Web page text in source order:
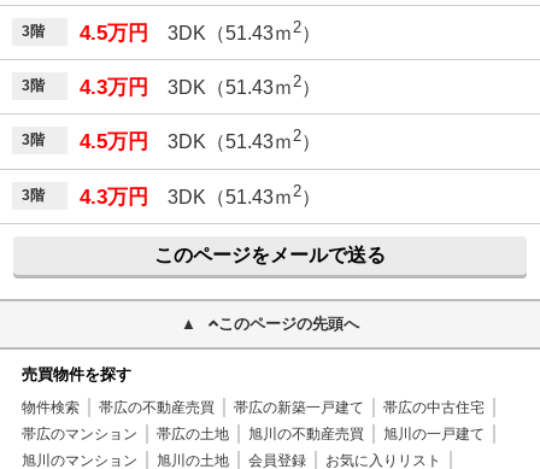
3階 4.5万円 3DK（51.43ｍ 2）
3階 4.3万円 3DK（51.43ｍ 2）
3階 4.5万円 3DK（51.43ｍ2）
3階 4.3万円 3DK（51.43ｍ 2）
このページをメールで送る
このページの先頭へ
売買物件を探す
物件検索 帯広の不動産売買 帯広の新築一戸建て
帯広の中古住宅
帯広のマンション
帯広の土地 旭川の不動産売買
旭川の一戸建て
旭川のマンション
旭川の土地 会員登録 お気に入りリスト